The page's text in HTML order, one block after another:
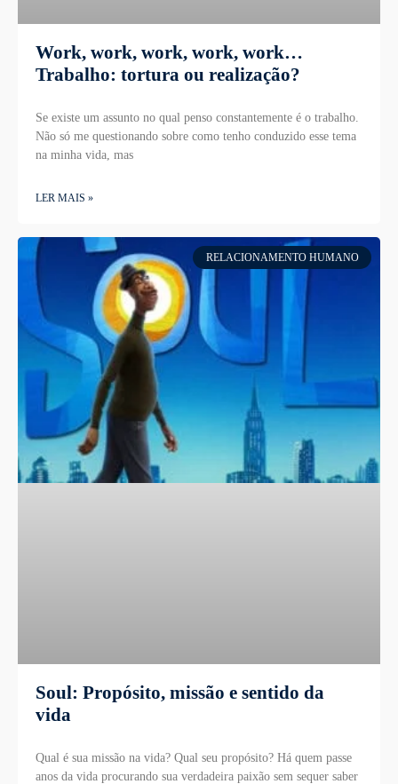
Work, work, work, work, work…
Trabalho: tortura ou realização?
Se existe um assunto no qual penso constantemente é o trabalho.
Não só me questionando sobre como tenho conduzido esse tema
na minha vida, mas
LER MAIS »
RELACIONAMENTO HUMANO
Soul: Propósito, missão e sentido da
vida
Qual é sua missão na vida? Qual seu propósito? Há quem passe
anos da vida procurando sua verdadeira paixão sem sequer saber